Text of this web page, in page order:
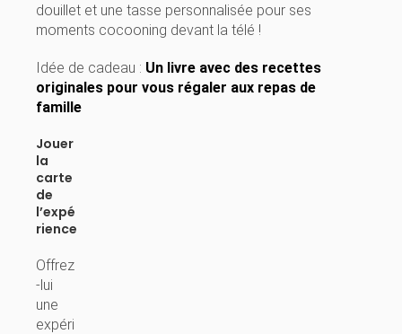
douillet et une tasse personnalisée pour ses
moments cocooning devant la télé !
Idée de cadeau : Un livre avec des recettes
originales pour vous régaler aux repas de
famille
Jouer
la
carte
de
l’expé
rience
Offrez
-lui
une
expéri